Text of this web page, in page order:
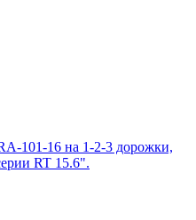
101-16 на 1-2-3 дорожки,
RT 15.6".